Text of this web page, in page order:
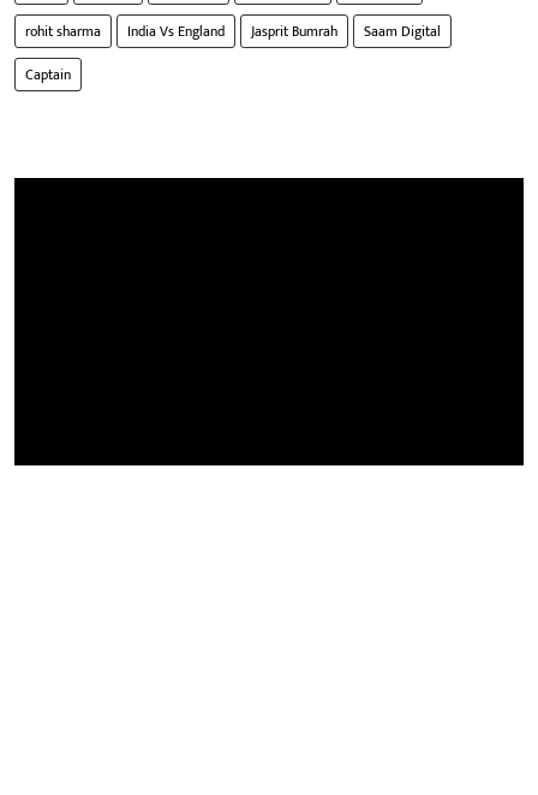
rohit sharma
India Vs England Jasprit Bumrah
Saam Digital
Captain